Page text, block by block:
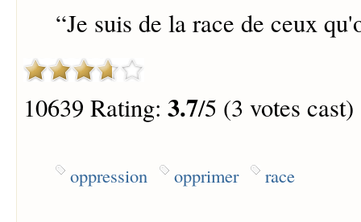
“Je suis de la race de ceux
10639 Rating: 3.7/5 (3 votes cast)
oppression opprimer race